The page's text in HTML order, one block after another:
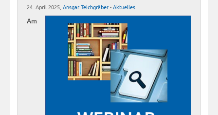
24. April 2025, Ansgar Teichgräber-Aktuelles
Am